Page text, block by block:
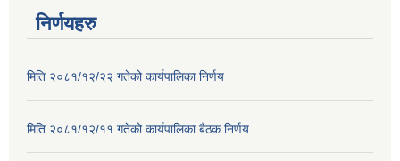
निर्णयहरु
मिति २०८१/१२/२२ गतेको कार्यपालिका निर्णय
मिति २०८१/१२/११ गतेको कार्यपालिका बैठक निर्णय